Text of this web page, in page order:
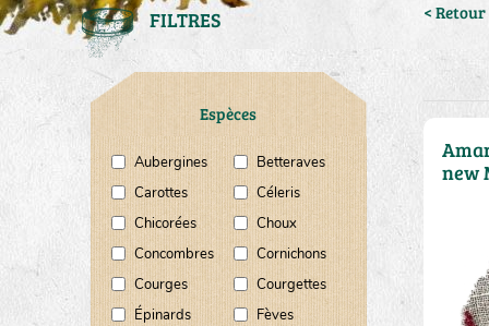
FILTRES
Espèces
Aubergines
Betteraves
Carottes
Céleris
Chicorées
Choux
Concombres
Cornichons
Courges
Courgettes
Épinards
Fèves
<
new